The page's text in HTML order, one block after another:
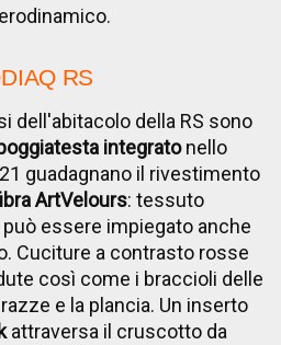
RS
dell'abitacolo della RS sono
integratonello
guadagnano il rivestimento
ArtVelours: tessuto
essere impiegato anche
Cuciture a contrasto rosse
così come i braccioli delle
e la plancia. Un inserto
attraversa il cruscotto da